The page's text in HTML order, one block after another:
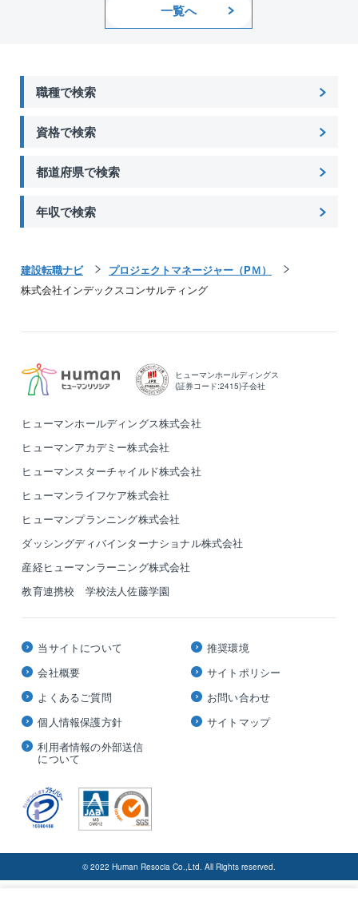
一覧へ
職種で検索
資格で検索
都道府県で検索
年収で検索
建設転職ナビ
プロジェクトマネージャー（PＭ）
株式会社インデックスコンサルティング
ヒューマンホールディングス
(証券コード:2415)子会社
ヒューマンホールディングス株式会社
ヒューマンアカデミー株式会社
ヒューマンスターチャイルド株式会社
ヒューマンライフケア株式会社
ヒューマンプランニング株式会社
ダッシングディバインターナショナル株式会社
産経ヒューマンラーニング株式会社
教育連携校 学校法人佐藤学園
当サイトについて
会社概要
よくあるご質問
個人情報保護方針
利用者情報の外部送信
について
推奨環境
サイトポリシー
お問い合わせ
サイトマップ
© 2022 Human Resocia Co.,Ltd. All Rights reserved.